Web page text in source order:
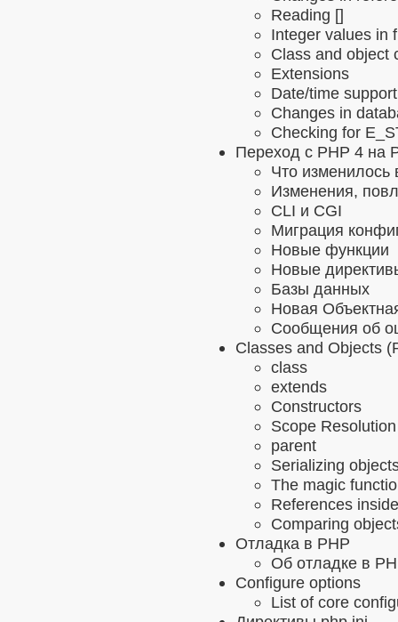
Reading []
Integer values in
Class and object
Extensions
Date/time support
Changes in
Checking for
Переход с PHP 4 на
Что изменилось
Изменения,
CLI и CGI
Миграция
Новые функции
Новые
Базы данных
Новая
Сообщения об
Classes and Objects
class
extends
Constructors
Scope
parent
Serializing
The magic
References
Comparing
Отладка в PHP
Об отладке в
Configure options
List of core